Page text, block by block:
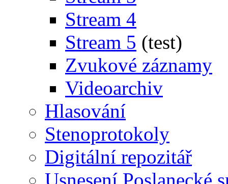
Stream 4
Stream 5 (test)
Zvukové záznamy
Videoarchiv
Hlasování
Stenoprotokoly
Digitální repozitář
Usnesení Poslanecké